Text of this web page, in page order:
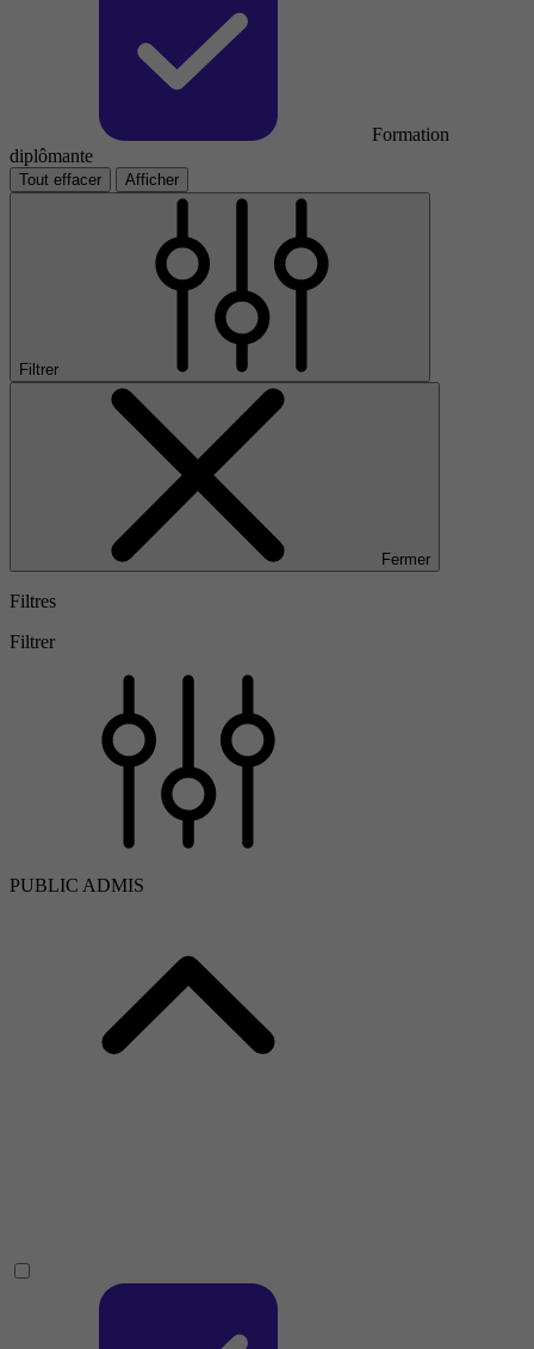
Formation
diplômante
Tout effacer Afficher
Filtrer
Fermer
Filtres
Filtrer
PUBLIC ADMIS